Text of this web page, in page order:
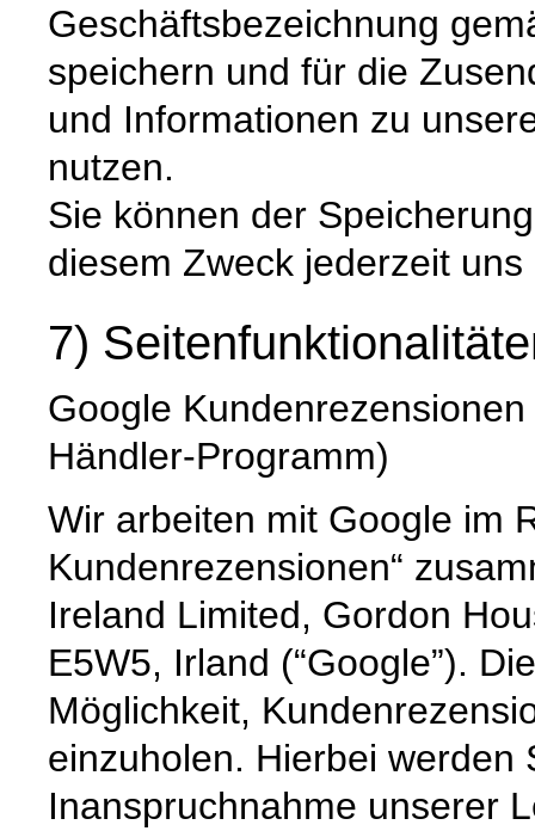
Geschäftsbezeichnung
speichern und für die
und Informationen zu
nutzen.
Sie können der
diesem Zweck jederzeit
7)
Google
Händler-Programm)
Wir arbeiten mit Google im
Kundenrezensionen“
Ireland Limited, Gordon
E5W5, Irland (“Google”).
Möglichkeit,
einzuholen. Hierbei werden
Inanspruchnahme unserer